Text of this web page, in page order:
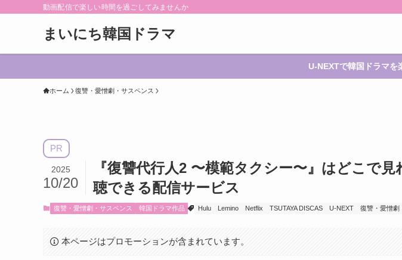
動画配信で楽しい時間を過ごしてみませんか
まいにち韓国ドラマ
U-NEXTで韓国ドラマを
ホーム 復讐・愛憎劇・サスペンス
PR
『復讐代行人2 〜模範タクシー〜』はどこで
聴できる配信サービス
2025
10/20
復讐・愛憎劇・サスペンス 韓国ドラマ作品 Hulu Lemino Netflix TSUTAYA DISCAS U-NEXT 復讐・愛憎劇
本ページはプロモーションが含まれています。